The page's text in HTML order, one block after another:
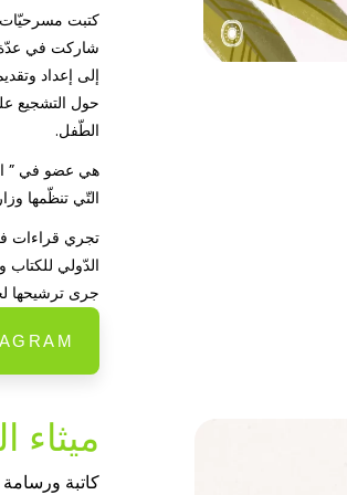
كتبت
شاركت في عدّة
إلى إعداد
حول التشجيع
الطّفل.
التّي تنظّمها
تجري قراءات
الدّولي
جرى ترشيحها
ميثاء
كاتبة